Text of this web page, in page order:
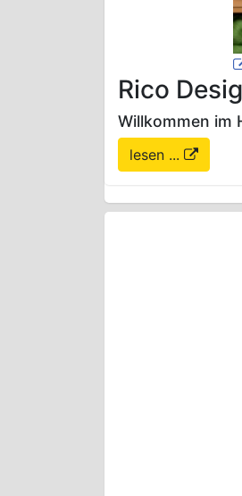
Rico
Willkommen im
lesen ...